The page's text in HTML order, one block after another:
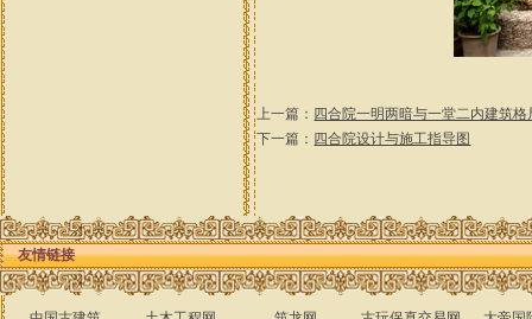
上一篇： 四合院一明两暗与一堂二内建筑格
下一篇： 四合院设计与施工指导图
友情链接